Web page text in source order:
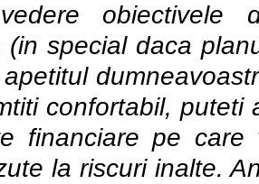
obiectivele
(in special daca
confortabil, puteti
financiare pe
la riscuri inalte.